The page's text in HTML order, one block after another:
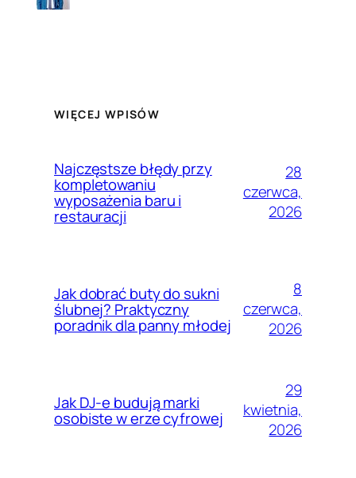
WIĘCEJ WPISÓW
Najczęstsze błędy przy
kompletowaniu
wyposażenia baru i
restauracji
28
czerwca,
2026
Jak dobrać buty do sukni
ślubnej? Praktyczny
poradnik dla panny młodej
8
czerwca,
2026
Jak DJ-e budują marki
osobiste w erze cyfrowej
29
kwietnia,
2026